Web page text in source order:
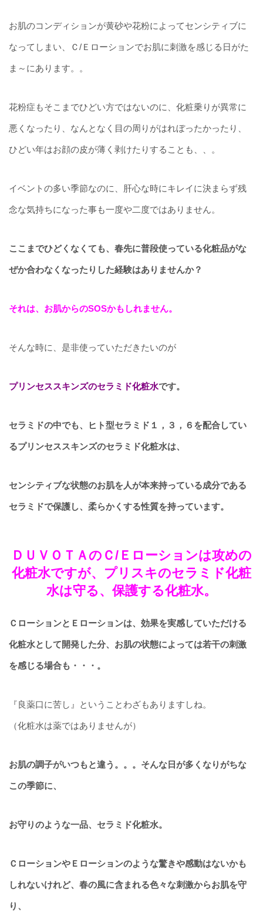
お肌のコンディションが黄砂や花粉によってセンシティブに
なってしまい、Ｃ/Ｅローションでお肌に刺激を感じる日がた
ま～にあります。。
花粉症もそこまでひどい方ではないのに、化粧乗りが異常に
悪くなったり、なんとなく目の周りがはれぼったかったり、
ひどい年はお顔の皮が薄く剥けたりすることも、、。
イベントの多い季節なのに、肝心な時にキレイに決まらず残
念な気持ちになった事も一度や二度ではありません。
ここまでひどくなくても、春先に普段使っている化粧品がな
ぜか合わなくなったりした経験はありませんか？
それは、お肌からのSOSかもしれません。
そんな時に、是非使っていただきたいのが
プリンセススキンズのセラミド化粧水です。
セラミドの中でも、ヒト型セラミド１，３，６を配合してい
るプリンセススキンズのセラミド化粧水は、
センシティブな状態のお肌を人が本来持っている成分である
セラミドで保護し、柔らかくする性質を持っています。
ＤＵＶＯＴＡのＣ/Ｅローションは攻めの
化粧水ですが、プリスキのセラミド化粧
水は守る、保護する化粧水。
ＣローションとＥローションは、効果を実感していただける
化粧水として開発した分、お肌の状態によっては若干の刺激
を感じる場合も・・・。
『良薬口に苦し』ということわざもありますしね。
（化粧水は薬ではありませんが）
お肌の調子がいつもと違う。。。そんな日が多くなりがちな
この季節に、
お守りのような一品、セラミド化粧水。
ＣローションやＥローションのような驚きや感動はないかも
しれないけれど、春の風に含まれる色々な刺激からお肌を守
り、